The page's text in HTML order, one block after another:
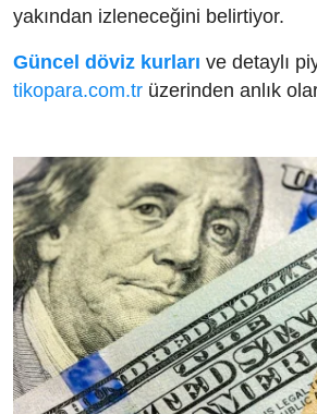
yakından izleneceğini belirtiyor.
Güncel döviz kurları ve detaylı
tikopara.com.tr üzerinden anlık